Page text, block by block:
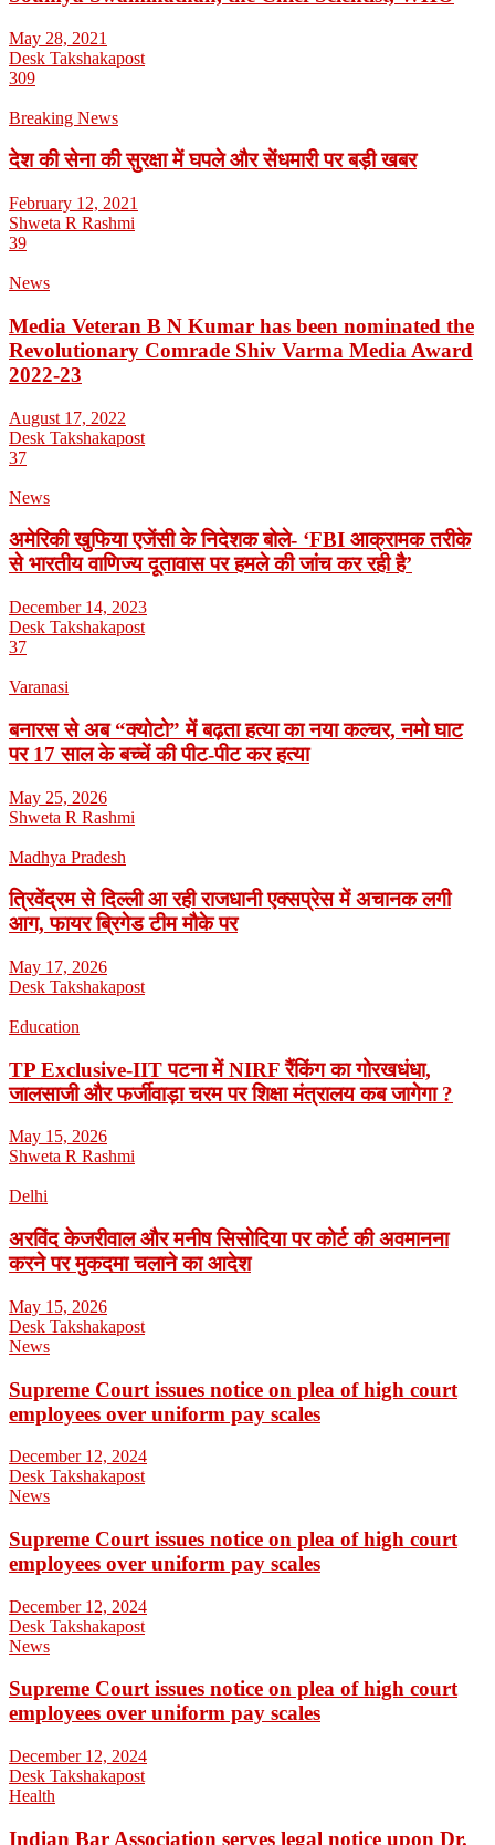
May 28, 2021
Desk Takshakapost
309
Breaking News
देश की सेना की सुरक्षा में घपले और सेंधमारी पर बड़ी खबर
February 12, 2021
Shweta R Rashmi
39
News
Media Veteran B N Kumar has been nominated the
Revolutionary Comrade Shiv Varma Media Award
2022-23
August 17, 2022
Desk Takshakapost
37
News
अमेरिकी खुफिया एजेंसी के निदेशक बोले- ‘FBI आक्रामक तरीके
से भारतीय वाणिज्य दूतावास पर हमले की जांच कर रही है’
December 14, 2023
Desk Takshakapost
37
Varanasi
बनारस से अब “क्योटो” में बढ़ता हत्या का नया कल्चर, नमो घाट
पर 17 साल के बच्चें की पीट-पीट कर हत्या
May 25, 2026
Shweta R Rashmi
Madhya Pradesh
त्रिवेंद्रम से दिल्ली आ रही राजधानी एक्सप्रेस में अचानक लगी
आग, फायर ब्रिगेड टीम मौके पर
May 17, 2026
Desk Takshakapost
Education
TP Exclusive-IIT पटना में NIRF रैंकिंग का गोरखधंधा,
जालसाजी और फर्जीवाड़ा चरम पर शिक्षा मंत्रालय कब जागेगा ?
May 15, 2026
Shweta R Rashmi
Delhi
अरविंद केजरीवाल और मनीष सिसोदिया पर कोर्ट की अवमानना
करने पर मुकदमा चलाने का आदेश
May 15, 2026
Desk Takshakapost
News
Supreme Court issues notice on plea of high court
employees over uniform pay scales
December 12, 2024
Desk Takshakapost
News
Supreme Court issues notice on plea of high court
employees over uniform pay scales
December 12, 2024
Desk Takshakapost
News
Supreme Court issues notice on plea of high court
employees over uniform pay scales
December 12, 2024
Desk Takshakapost
Health
Indian Bar Association serves legal notice upon Dr.